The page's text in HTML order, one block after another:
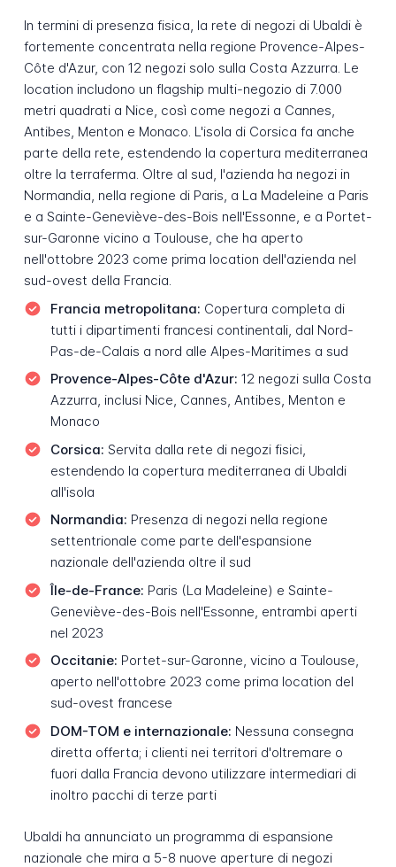
In termini di presenza fisica, la rete di negozi di Ubaldi è
fortemente concentrata nella regione Provence-Alpes-
Côte d'Azur, con 12 negozi solo sulla Costa Azzurra. Le
location includono un flagship multi-negozio di 7.000
metri quadrati a Nice, così come negozi a Cannes,
Antibes, Menton e Monaco. L'isola di Corsica fa anche
parte della rete, estendendo la copertura mediterranea
oltre la terraferma. Oltre al sud, l'azienda ha negozi in
Normandia, nella regione di Paris, a La Madeleine a Paris
e a Sainte-Geneviève-des-Bois nell'Essonne, e a Portet-
sur-Garonne vicino a Toulouse, che ha aperto
nell'ottobre 2023 come prima location dell'azienda nel
sud-ovest della Francia.
Francia metropolitana: Copertura completa di
tutti i dipartimenti francesi continentali, dal Nord-
Pas-de-Calais a nord alle Alpes-Maritimes a sud
Provence-Alpes-Côte d'Azur: 12 negozi sulla Costa
Azzurra, inclusi Nice, Cannes, Antibes, Menton e
Monaco
Corsica: Servita dalla rete di negozi fisici,
estendendo la copertura mediterranea di Ubaldi
all'isola
Normandia: Presenza di negozi nella regione
settentrionale come parte dell'espansione
nazionale dell'azienda oltre il sud
Île-de-France: Paris (La Madeleine) e Sainte-
Geneviève-des-Bois nell'Essonne, entrambi aperti
nel 2023
Occitanie: Portet-sur-Garonne, vicino a Toulouse,
aperto nell'ottobre 2023 come prima location del
sud-ovest francese
DOM-TOM e internazionale: Nessuna consegna
diretta offerta; i clienti nei territori d'oltremare o
fuori dalla Francia devono utilizzare intermediari di
inoltro pacchi di terze parti
Ubaldi ha annunciato un programma di espansione
nazionale che mira a 5-8 nuove aperture di negozi